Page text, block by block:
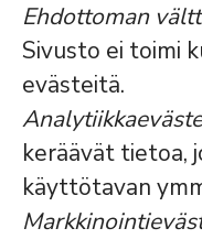
Ehdottoman
Sivusto ei toimi
evästeitä.
keräävät tietoa,
käyttötavan